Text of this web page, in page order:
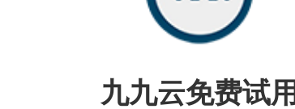
九九云免费试用